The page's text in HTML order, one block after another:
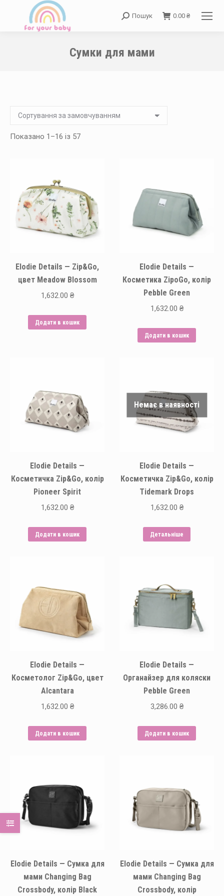
Search:
Пошук 0.00 ₴
Сумки для мами
Показано 1–16 із 57
Elodie Details — Zip&Go,
цвет Meadow Blossom
1,632.00 ₴
Додати в кошик
Elodie Details —
Косметика ZipoGo, колір
Pebble Green
1,632.00 ₴
Додати в кошик
Elodie Details —
Косметичка Zip&Go, колір
Pioneer Spirit
1,632.00 ₴
Додати в кошик
Немає в наявності
Elodie Details —
Косметичка Zip&Go, колір
Tidemark Drops
1,632.00 ₴
Детальніше
Elodie Details —
Косметолог Zip&Go, цвет
Alcantara
1,632.00 ₴
Додати в кошик
Elodie Details —
Органайзер для коляски
Pebble Green
3,286.00 ₴
Додати в кошик
Elodie Details — Сумка для
мами Changing Bag
Crossbody, колір Black
Elodie Details — Сумка для
мами Changing Bag
Crossbody, колір